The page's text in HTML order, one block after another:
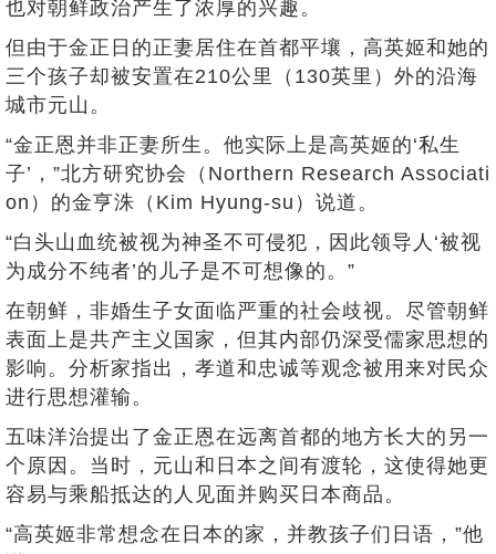
也对朝鲜政治产生了浓厚的兴趣。
但由于金正日的正妻居住在首都平壤，高英姬和她的
三个孩子却被安置在210公里（130英里）外的沿海
城市元山。
“金正恩并非正妻所生。他实际上是高英姬的‘私生
子’，”北方研究协会（Northern Research Associati
on）的金亨洙（Kim Hyung-su）说道。
“白头山血统被视为神圣不可侵犯，因此领导人‘被视
为成分不纯者’的儿子是不可想像的。”
在朝鲜，非婚生子女面临严重的社会歧视。尽管朝鲜
表面上是共产主义国家，但其内部仍深受儒家思想的
影响。分析家指出，孝道和忠诚等观念被用来对民众
进行思想灌输。
五味洋治提出了金正恩在远离首都的地方长大的另一
个原因。当时，元山和日本之间有渡轮，这使得她更
容易与乘船抵达的人见面并购买日本商品。
“高英姬非常想念在日本的家，并教孩子们日语，”他